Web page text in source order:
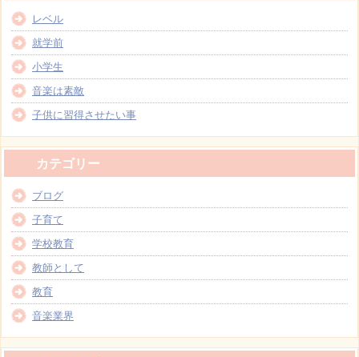
レベル
就学前
小学生
音楽は素敵
子供に習得させたい事
カテゴリー
ブログ
子育て
学校教育
教師として
教育
音楽業界